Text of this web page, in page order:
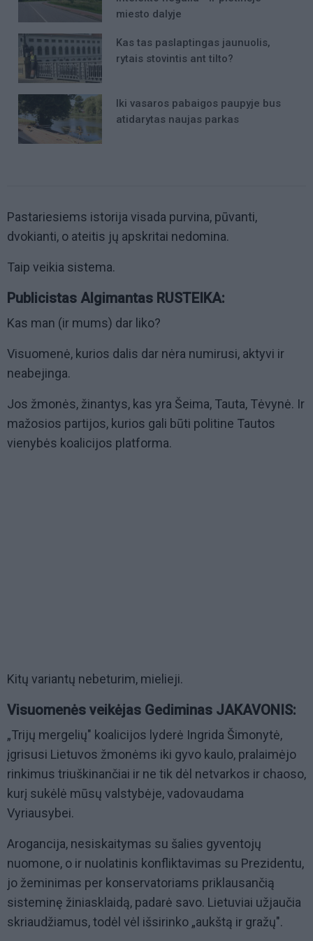
miesto dalyje
Kas tas paslaptingas jaunuolis,
rytais stovintis ant tilto?
Iki vasaros pabaigos paupyje bus
atidarytas naujas parkas
Pastariesiems istorija visada purvina, pūvanti,
dvokianti, o ateitis jų apskritai nedomina.
Taip veikia sistema.
Publicistas Algimantas RUSTEIKA:
Kas man (ir mums) dar liko?
Visuomenė, kurios dalis dar nėra numirusi, aktyvi ir
neabejinga.
Jos žmonės, žinantys, kas yra Šeima, Tauta, Tėvynė. Ir
mažosios partijos, kurios gali būti politine Tautos
vienybės koalicijos platforma.
Kitų variantų nebeturim, mielieji.
Visuomenės veikėjas Gediminas JAKAVONIS:
„Trijų mergelių" koalicijos lyderė Ingrida Šimonytė,
įgrisusi Lietuvos žmonėms iki gyvo kaulo, pralaimėjo
rinkimus triuškinančiai ir ne tik dėl netvarkos ir chaoso,
kurį sukėlė mūsų valstybėje, vadovaudama
Vyriausybei.
Arogancija, nesiskaitymas su šalies gyventojų
nuomone, o ir nuolatinis konfliktavimas su Prezidentu,
jo žeminimas per konservatoriams priklausančią
sisteminę žiniasklaidą, padarė savo. Lietuviai užjaučia
skriaudžiamus, todėl vėl išsirinko „aukštą ir gražų".